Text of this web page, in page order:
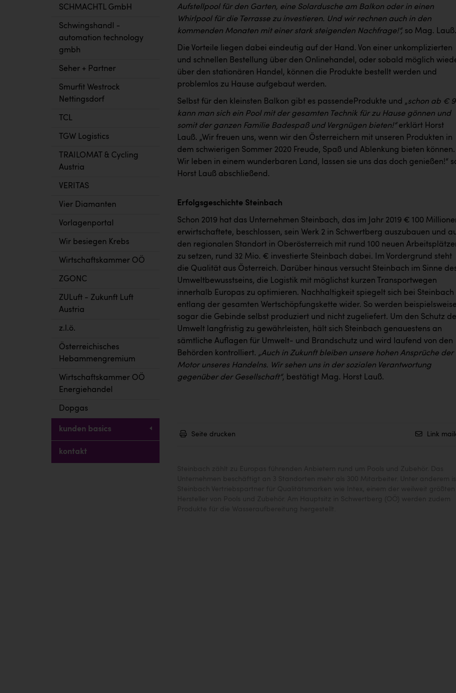
SCHMACHTL GmbH
Schwingshandl -
automation technology
gmbh
Seher + Partner
Smurfit Westrock
Nettingsdorf
TCL
TGW Logistics
TRAILOMAT & Cycling
Austria
VERITAS
Vier Diamanten
Vorlagenportal
Wir besiegen Krebs
Wirtschaftskammer OÖ
ZGONC
ZULuft - Zukunft Luft
Austria
z.l.ö.
Österreichisches
Hebammengremium
Wirtschaftskammer OÖ
Energiehandel
Dopgas
kunden basics
kontakt
Aufstellpool für den Garten, eine Solardusche am Balkon oder in einen
Whirlpool für die Terrasse zu investieren. Und wir rechnen auch in den
kommenden Monaten mit einer stark steigenden Nachfrage!“, so Mag. Lauß.
Die Vorteile liegen dabei eindeutig auf der Hand. Von einer unkomplizierten
und schnellen Bestellung über den Onlinehandel, oder sobald möglich
über den stationären Handel, können die Produkte bestellt werden und
problemlos zu Hause aufgebaut werden.
Selbst für den kleinsten Balkon gibt es passendeProdukte und „schon ab €
kann man sich ein Pool mit der gesamten Technik für zu Hause gönnen und
somit der ganzen Familie Badespaß und Vergnügen bieten!“ erklärt Horst
Lauß. „Wir freuen uns, wenn wir den Österreichern mit unseren Produkten in
dem schwierigen Sommer 2020 Freude, Spaß und Ablenkung bieten können.
Wir leben in einem wunderbaren Land, lassen sie uns das doch genießen!“
Horst Lauß abschließend.
Erfolgsgeschichte Steinbach
Schon 2019 hat das Unternehmen Steinbach, das im Jahr 2019 € 100
erwirtschaftete, beschlossen, sein Werk 2 in Schwertberg auszubauen und
den regionalen Standort in Oberösterreich mit rund 100 neuen
zu setzen, rund 32 Mio. € investierte Steinbach dabei. Im Vordergrund steht
die Qualität aus Österreich. Darüber hinaus versucht Steinbach im Sinne
Umweltbewusstseins, die Logistik mit möglichst kurzen Transportwegen
innerhalb Europas zu optimieren. Nachhaltigkeit spiegelt sich bei Steinbach
entlang der gesamten Wertschöpfungskette wider. So werden beispielsweise
sogar die Gebinde selbst produziert und nicht zugeliefert. Um den Schutz
Umwelt langfristig zu gewährleisten, hält sich Steinbach genauestens an
sämtliche Auflagen für Umwelt- und Brandschutz und wird laufend von den
Behörden kontrolliert. „Auch in Zukunft bleiben unsere hohen Ansprüche der
Motor unseres Handelns. Wir sehen uns in der sozialen Verantwortung
gegenüber der Gesellschaft“, bestätigt Mag. Horst Lauß.
Seite drucken Link